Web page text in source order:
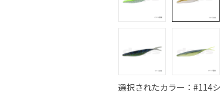
選択されたカラー：#114